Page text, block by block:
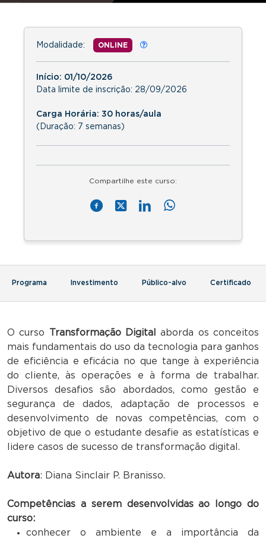
Modalidade: ONLINE
Início: 01/10/2026
Data limite de inscrição: 28/09/2026
Carga Horária: 30 horas/aula
(Duração: 7 semanas)
Compartilhe este curso:
Programa Investimento Público-alvo Certificado
O curso Transformação Digitalaborda os conceitos
mais fundamentais do uso da tecnologia para ganhos
de eficiência e eficácia no que tange à experiência
do cliente, às operações e à forma de trabalhar.
Diversos desafios são abordados, como gestão e
segurança de dados, adaptação de processos e
desenvolvimento de novas competências, com o
objetivo de que o estudante desafie as estatísticas e
lidere casos de sucesso de transformação digital.
Autora: Diana Sinclair P. Branisso.
Competências a serem desenvolvidas ao longo do
curso:
conhecer o ambiente e a importância da